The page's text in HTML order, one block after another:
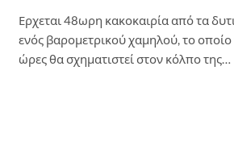
Ερχεται 48ωρη κακοκαιρία από τα
ενός βαρομετρικού χαμηλού, το οποίο
ώρες θα σχηματιστεί στον κόλπο της…